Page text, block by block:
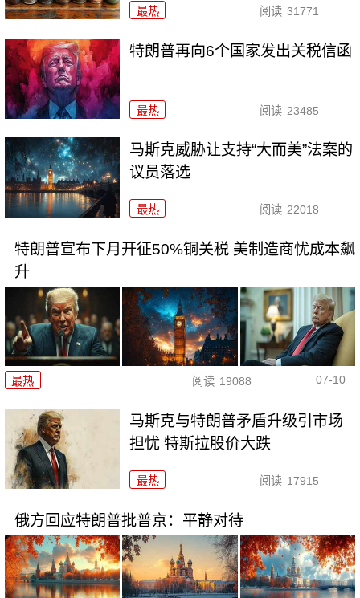
最热 阅读 31771
特朗普再向6个国家发出关税信函
最热 阅读 23485
马斯克威胁让支持“大而美”法案的
议员落选
最热 阅读 22018
特朗普宣布下月开征50%铜关税 美制造商忧成本飙
升
最热 阅读 19088 07-10
马斯克与特朗普矛盾升级引市场
担忧 特斯拉股价大跌
最热 阅读 17915
俄方回应特朗普批普京：平静对待